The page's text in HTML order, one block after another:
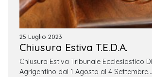
25 Luglio 2023
Chiusura Estiva T.E.D.A.
Chiusura Estiva Tribunale Ecclesiastico
Agrigentino dal 1 Agosto al 4 Settembre…